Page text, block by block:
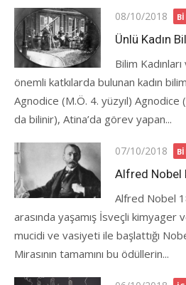
Posted
on
08/10/2018
Ünlü Kadın
Bilim
önemli katkılarda bulunan kadın
Agnodice (M.Ö. 4. yüzyıl)
da bilinir), Atina’da görev yapan...
Posted
on
07/10/2018
Alfred Nobel
Alfred Nobel
arasında yaşamış İsveçli kimyager
mucidi ve vasiyeti ile başlattığı
Mirasının tamamını bu ödüllerin...